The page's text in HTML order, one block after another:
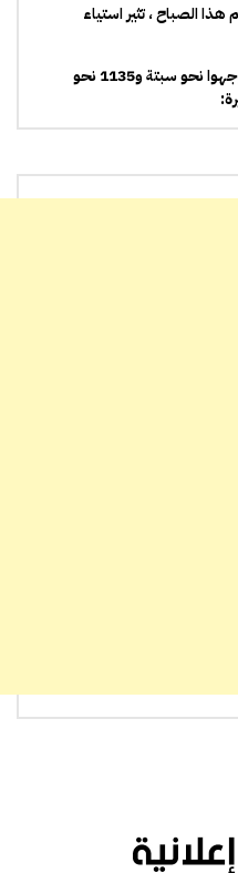
الصباح ، تثير استياء
وزارة الداخلية: 40 ألف شخص توجهوا نحو سبتة و1135 نحو